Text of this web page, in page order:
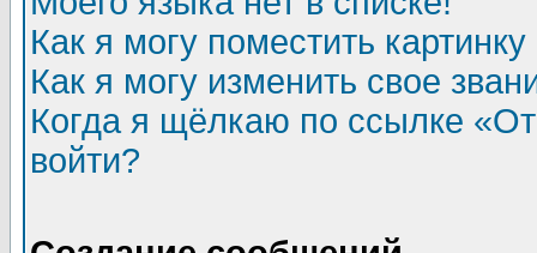
Как я могу поместить
Как я могу изменить свое
Когда я щёлкаю по ссылке
войти?